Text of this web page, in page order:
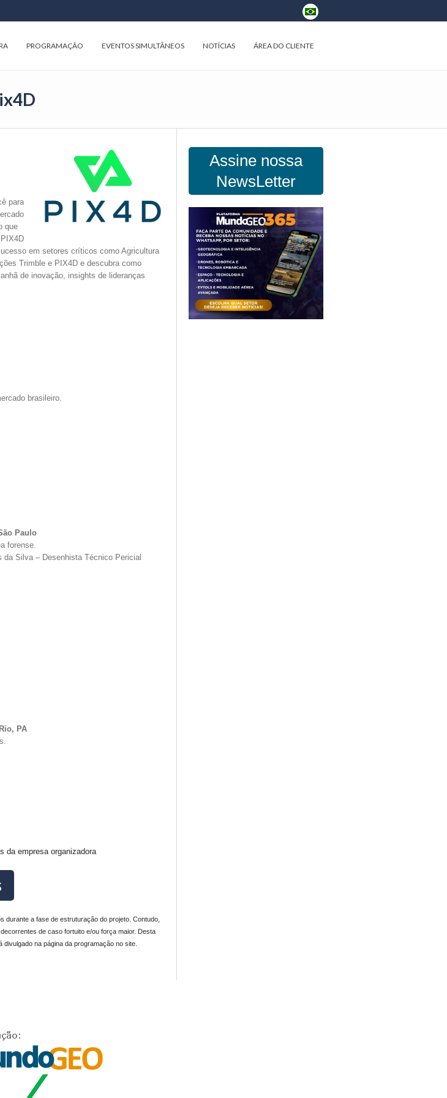
PROGRAMAÇÃO EVENTOS SIMULTÂNEOS NOTÍCIAS ÁREA DO CLIENTE
para
que
em setores críticos como Agricultura
Trimble e PIX4D e descubra como
de inovação, insights de lideranças
brasileiro.
Paulo
forense.
Silva – Desenhista Técnico Pericial
PA
da empresa organizadora
a fase de estruturação do projeto. Contudo,
de caso fortuito e/ou força maior. Desta
na página da programação no site.
Assine nossa
NewsLetter